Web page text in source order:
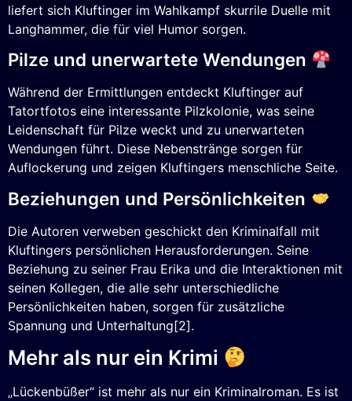
liefert sich Kluftinger im Wahlkampf skurrile Duelle mit
Langhammer, die für viel Humor sorgen.
Pilze und unerwartete Wendungen
Während der Ermittlungen entdeckt Kluftinger auf
Tatortfotos eine interessante Pilzkolonie, was seine
Leidenschaft für Pilze weckt und zu unerwarteten
Wendungen führt. Diese Nebenstränge sorgen für
Auflockerung und zeigen Kluftingers menschliche Seite.
Beziehungen und Persönlichkeiten
Die Autoren verweben geschickt den Kriminalfall mit
Kluftingers persönlichen Herausforderungen. Seine
Beziehung zu seiner Frau Erika und die Interaktionen mit
seinen Kollegen, die alle sehr unterschiedliche
Persönlichkeiten haben, sorgen für zusätzliche
Spannung und Unterhaltung[2].
Mehr als nur ein Krimi
„Lückenbüßer“ ist mehr als nur ein Kriminalroman. Es ist